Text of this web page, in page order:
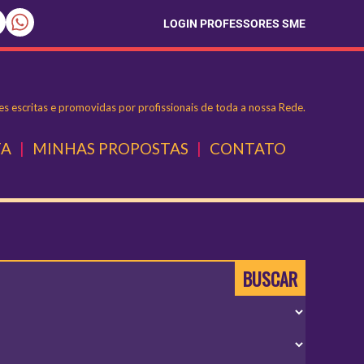
LOGIN PROFESSORES SME
escritas e promovidas por profissionais de toda a nossa Rede.
| MINHAS PROPOSTAS | CONTATO